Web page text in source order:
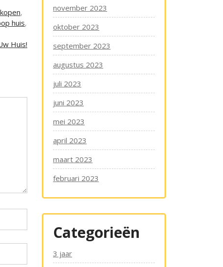
,
huis,
Huis!
november 2023
oktober 2023
september 2023
augustus 2023
juli 2023
juni 2023
mei 2023
april 2023
maart 2023
februari 2023
Categorieën
3 jaar